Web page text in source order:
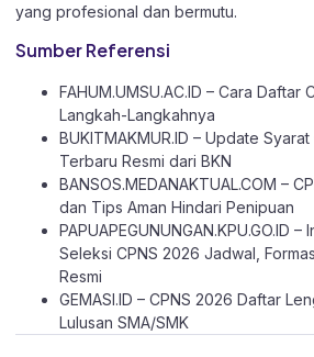
yang profesional dan bermutu.
Sumber Referensi
FAHUM.UMSU.AC.ID – Cara Daftar
Langkah-Langkahnya
BUKITMAKMUR.ID – Update
Terbaru Resmi dari BKN
BANSOS.MEDANAKTUAL.COM –
dan Tips Aman Hindari Penipuan
PAPUAPEGUNUNGAN.KPU.GO.ID
Seleksi CPNS 2026 Jadwal,
Resmi
GEMASI.ID – CPNS 2026 Daftar
Lulusan SMA/SMK